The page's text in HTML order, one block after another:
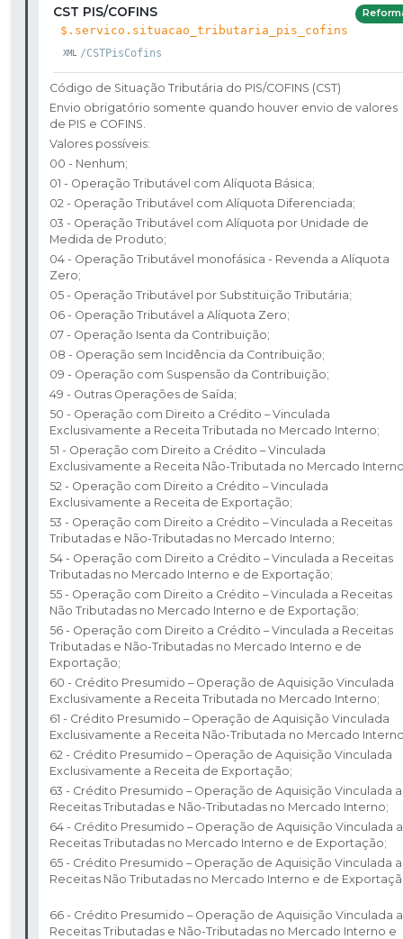
CST PIS/COFINS
$.servico.situacao_tributaria_pis_cofins
/CSTPisCofins
Código de Situação Tributária do PIS/COFINS (CST)
Envio obrigatório somente quando houver envio de valores
de PIS e COFINS.
Valores possíveis:
00 - Nenhum;​
01 - Operação Tributável com Alíquota Básica; ​
02 - Operação Tributável com Alíquota Diferenciada;​
03 - Operação Tributável com Alíquota por Unidade de
Medida de Produto;​
04 - Operação Tributável monofásica - Revenda a Alíquota
Zero; ​
05 - Operação Tributável por Substituição Tributária; ​
06 - Operação Tributável a Alíquota Zero; ​
07 - Operação Isenta da Contribuição; ​
08 - Operação sem Incidência da Contribuição; ​
09 - Operação com Suspensão da Contribuição; ​
49 - Outras Operações de Saída; ​
50 - Operação com Direito a Crédito – Vinculada
Exclusivamente a Receita Tributada no Mercado Interno;
51 - Operação com Direito a Crédito – Vinculada
Exclusivamente a Receita Não-Tributada no Mercado
52 - Operação com Direito a Crédito – Vinculada
Exclusivamente a Receita de Exportação; ​
53 - Operação com Direito a Crédito – Vinculada a Receitas
Tributadas e Não-Tributadas no Mercado Interno; ​
54 - Operação com Direito a Crédito – Vinculada a Receitas
Tributadas no Mercado Interno e de Exportação; ​
55 - Operação com Direito a Crédito – Vinculada a Receitas
Não Tributadas no Mercado Interno e de Exportação; ​
56 - Operação com Direito a Crédito – Vinculada a Receitas
Tributadas e Não-Tributadas no Mercado Interno e de
Exportação; ​
60 - Crédito Presumido – Operação de Aquisição Vinculada
Exclusivamente a Receita Tributada no Mercado Interno; ​
61 - Crédito Presumido – Operação de Aquisição Vinculada
Exclusivamente a Receita Não-Tributada no Mercado
62 - Crédito Presumido – Operação de Aquisição Vinculada
Exclusivamente a Receita de Exportação; ​
63 - Crédito Presumido – Operação de Aquisição Vinculada a
Receitas Tributadas e Não-Tributadas no Mercado Interno; ​
64 - Crédito Presumido – Operação de Aquisição Vinculada a
Receitas Tributadas no Mercado Interno e de Exportação; ​
65 - Crédito Presumido – Operação de Aquisição Vinculada a
Receitas Não Tributadas no Mercado Interno e de
66 - Crédito Presumido – Operação de Aquisição Vinculada a
Receitas Tributadas e Não-Tributadas no Mercado Interno e